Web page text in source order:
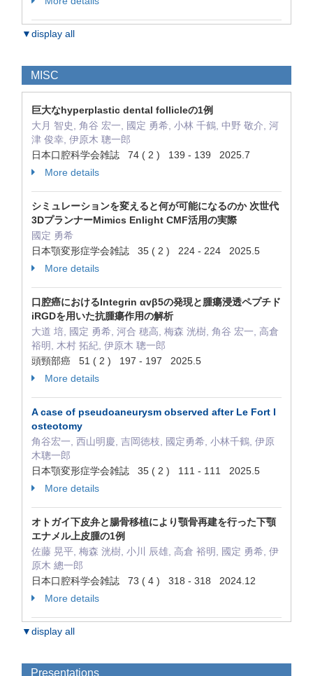
▼display all
MISC
巨大なhyperplastic dental follicleの1例
大月 智史, 角谷 宏一, 國定 勇希, 小林 千鶴, 中野 敬介, 河
津 俊幸, 伊原木 聰一郎
日本口腔科学会雑誌 74 ( 2 ) 139 - 139 2025.7
More details
シミュレーションを変えると何が可能になるのか 次世代
3DプランナーMimics Enlight CMF活用の実際
國定 勇希
日本顎変形症学会雑誌 35 ( 2 ) 224 - 224 2025.5
More details
口腔癌におけるIntegrin αvβ5の発現と腫瘍浸透ペプチド
iRGDを用いた抗腫瘍作用の解析
大道 培, 國定 勇希, 河合 穂高, 梅森 洸樹, 角谷 宏一, 高倉
裕明, 木村 拓紀, 伊原木 聰一郎
頭頸部癌 51 ( 2 ) 197 - 197 2025.5
More details
A case of pseudoaneurysm observed after Le Fort I
osteotomy
角谷宏一, 西山明慶, 吉岡徳枝, 國定勇希, 小林千鶴, 伊原
木聰一郎
日本顎変形症学会雑誌 35 ( 2 ) 111 - 111 2025.5
More details
オトガイ下皮弁と腸骨移植により顎骨再建を行った下顎
エナメル上皮腫の1例
佐藤 晃平, 梅森 洸樹, 小川 辰雄, 高倉 裕明, 國定 勇希, 伊
原木 總一郎
日本口腔科学会雑誌 73 ( 4 ) 318 - 318 2024.12
More details
▼display all
Presentations